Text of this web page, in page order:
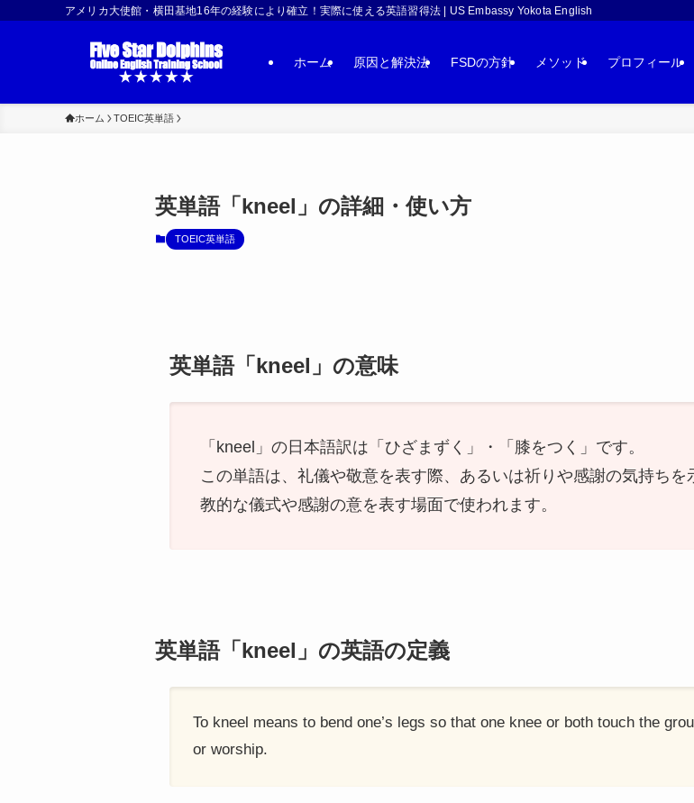
アメリカ大使館・横田基地16年の経験により確立！実際に使える英語習得法 | US Embassy Yokota English
ホーム 原因と解決法 FSDの方針 メソッド プロフィール
ホーム TOEIC英単語
英単語「kneel」の詳細・使い方
TOEIC英単語
英単語「kneel」の意味
「kneel」の日本語訳は「ひざまずく」・「膝をつく」です。
この単語は、礼儀や敬意を表す際、あるいは祈りや感謝の気持ち
教的な儀式や感謝の意を表す場面で使われます。
英単語「kneel」の英語の定義
To kneel means to bend one’s legs so that one knee or both touch the
or worship.